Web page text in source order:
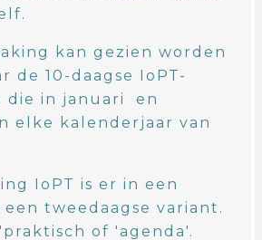
kan gezien worden
de 10-daagse IoPT-
die in januari en
elke kalenderjaar van
IoPT is er in een
een tweedaagse variant.
of 'agenda'.